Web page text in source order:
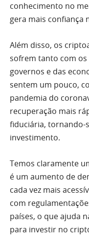
conhecimento no
gera mais confiança
Além disso, os
sofrem tanto com
governos e das
sentem um pouco,
pandemia do
recuperação mais
fiduciária, tornando-
investimento.
Temos claramente
é um aumento de
cada vez mais
com
países, o que ajuda
para investir no